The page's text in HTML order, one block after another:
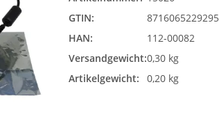
GTIN:
8716065229295
HAN:
112-00082
Versandgewicht:0,30 kg
Artikelgewicht:
0,20 kg